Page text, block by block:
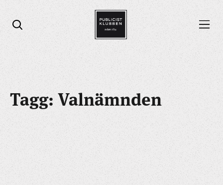
Öppna sök
Öppna menyn
Tagg: Valnämnden